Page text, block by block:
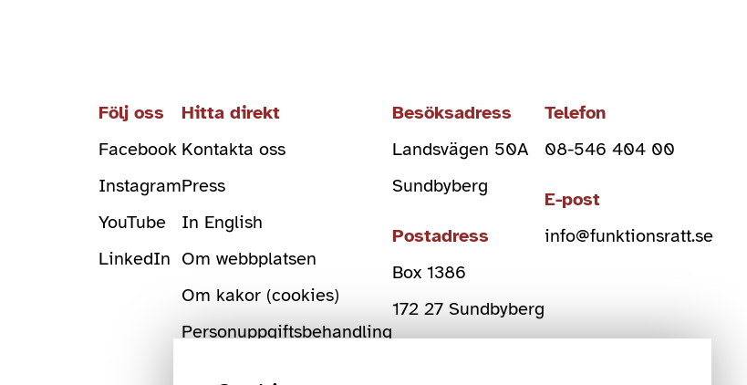
Följ oss
Facebook
Instagram
YouTube
LinkedIn
Hitta direkt
Kontakta oss
Press
In English
Om webbplatsen
Om kakor (cookies)
Personuppgiftsbehandling
Besöksadress
Landsvägen 50A
Sundbyberg
Postadress
Box 1386
172 27 Sundbyberg
Telefon
08-546 404 00
E-post
info@funktionsratt.se